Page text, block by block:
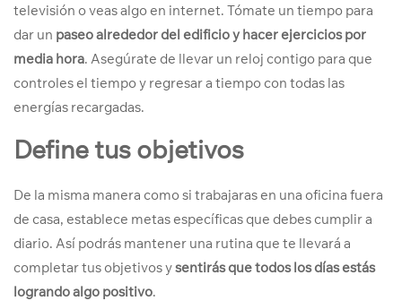
televisión o veas algo en internet. Tómate un tiempo para
dar un paseo alrededor del edificio y hacer ejercicios por
media hora. Asegúrate de llevar un reloj contigo para que
controles el tiempo y regresar a tiempo con todas las
energías recargadas.
Define tus objetivos
De la misma manera como si trabajaras en una oficina fuera
de casa, establece metas específicas que debes cumplir a
diario. Así podrás mantener una rutina que te llevará a
completar tus objetivos ysentirás que todos los días estás
logrando algo positivo.